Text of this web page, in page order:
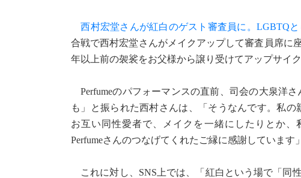
西村宏堂さんが紅白のゲスト審査員に。LGBTQと
合戦で西村宏堂さんがメイクアップして審査員席に
年以上前の袈裟をお父様から譲り受けてアップサイ
Perfumeのパフォーマンスの直前、司会の大泉洋
も」と振られた西村さんは、「そうなんです。私の
お互い同性愛者で、メイクを一緒にしたりとか
Perfumeさんのつなげてくれたご縁に感謝しています
これに対し、SNS上では、「紅白という場で「同